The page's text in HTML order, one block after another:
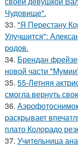
Чудовище".
33. "Я Перестану
Улучшится":
родов.
34. Брендан
новой части
35. 55-Летняя
смогла вернуть
36.
раскрывает
плато Колорадо
37. Учительница